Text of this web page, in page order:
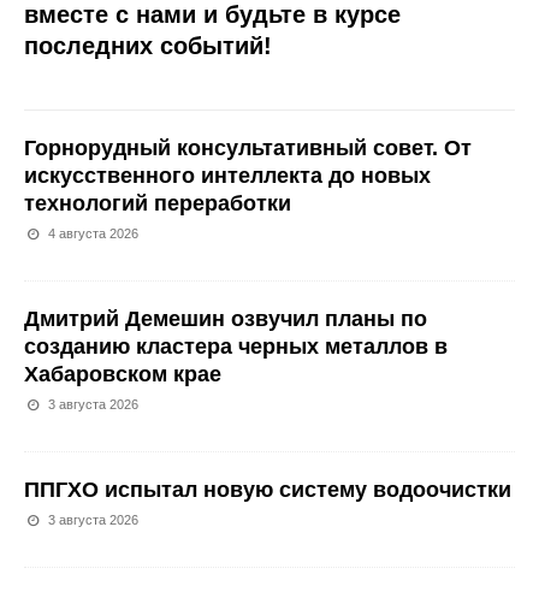
вместе с нами и будьте в курсе
последних событий!
Горнорудный консультативный совет. От
искусственного интеллекта до новых
технологий переработки
4 августа 2026
Дмитрий Демешин озвучил планы по
созданию кластера черных металлов в
Хабаровском крае
3 августа 2026
ППГХО испытал новую систему водоочистки
3 августа 2026